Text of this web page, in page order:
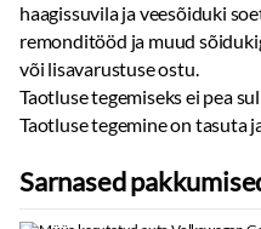
haagissuvila ja veesõiduki
remonditööd ja muud
või lisavarustuse ostu.
Taotluse tegemiseks ei pea
Taotluse tegemine on tasuta
Sarnased